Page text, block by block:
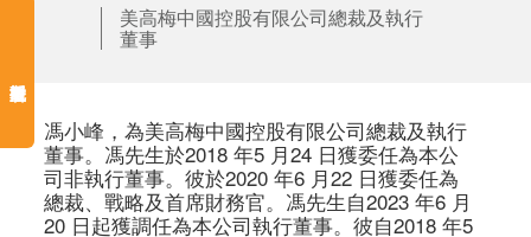
美高梅中國控股有限公司總裁及執行
董事
馮小峰，為美高梅中國控股有限公司總裁及執行
董事。馮先生於2018 年5 月24 日獲委任為本公
司非執行董事。彼於2020 年6 月22 日獲委任為
總裁、戰略及首席財務官。馮先生自2023 年6 月
20 日起獲調任為本公司執行董事。彼自2018 年5